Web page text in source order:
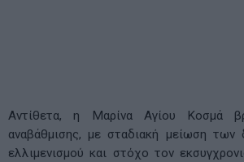
Αντίθετα, η Μαρίνα Αγίου Κοσμά
αναβάθμισης, με σταδιακή μείωση των
ελλιμενισμού και στόχο τον